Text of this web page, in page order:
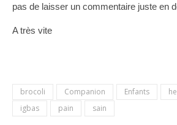
pas de laisser un commentaire juste en
A très vite
brocoli Companion Enfants
igbas
pain sain